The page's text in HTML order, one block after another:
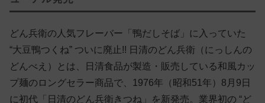
どん兵衛の人気フレーバー「鴨だしそば」に入っていた
“大豆鴨つくね” ついに廃止!! 日清のどん兵衛（にっしんの
どんべえ）とは、日清食品が製造・販売している和風カッ
プ麺のロングセラー商品で、1976年（昭和51年）8月9日
に初代「日清のどん兵衛きつね」を新発売。業界初の “ど